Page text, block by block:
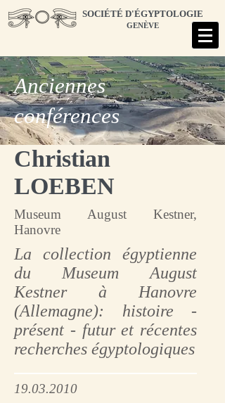
SOCIÉTÉ D'ÉGYPTOLOGIE
GENÈVE
Anciennes
conférences
Christian
LOEBEN
Museum August Kestner,
Hanovre
La collection égyptienne
du Museum August
Kestner à Hanovre
(Allemagne): histoire -
présent - futur et récentes
recherches égyptologiques
19.03.2010